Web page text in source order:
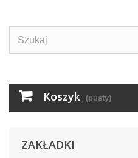
Koszyk (pusty)
ZAKŁADKI